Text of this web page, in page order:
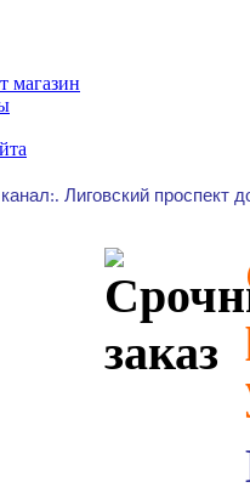
магазин
:. Лиговский проспект